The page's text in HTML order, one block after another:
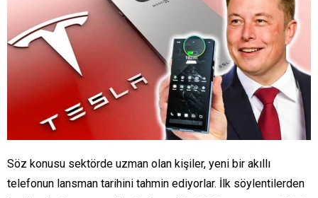
Söz konusu sektörde uzman olan kişiler, yeni bir akıllı
telefonun lansman tarihini tahmin ediyorlar. İlk söylentilerden